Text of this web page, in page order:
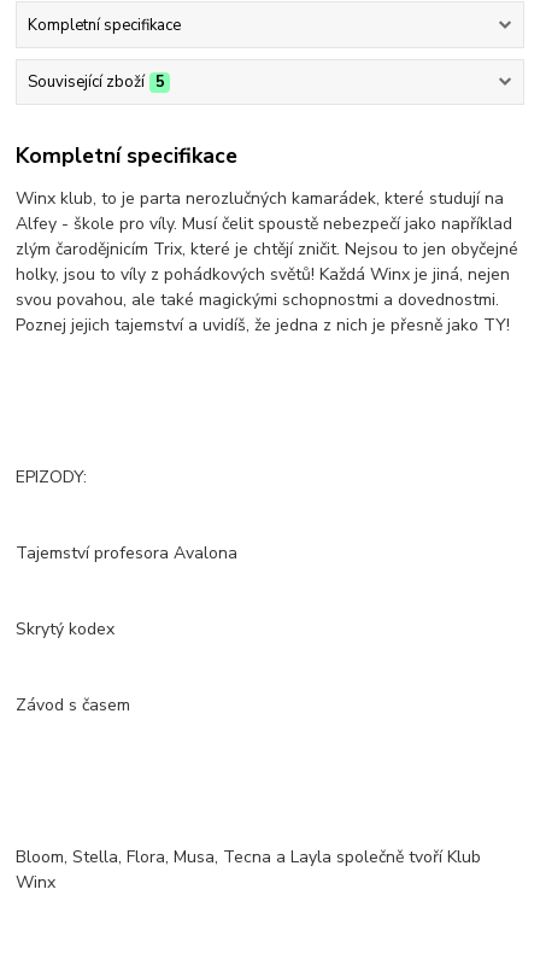
Kompletní specifikace
Související zboží 5
Kompletní specifikace
Winx klub, to je parta nerozlučných kamarádek, které studují na
Alfey - škole pro víly. Musí čelit spoustě nebezpečí jako například
zlým čarodějnicím Trix, které je chtějí zničit. Nejsou to jen obyčejné
holky, jsou to víly z pohádkových světů! Každá Winx je jiná, nejen
svou povahou, ale také magickými schopnostmi a dovednostmi.
Poznej jejich tajemství a uvidíš, že jedna z nich je přesně jako TY!
EPIZODY:
Tajemství profesora Avalona
Skrytý kodex
Závod s časem
Bloom, Stella, Flora, Musa, Tecna a Layla společně tvoří Klub
Winx